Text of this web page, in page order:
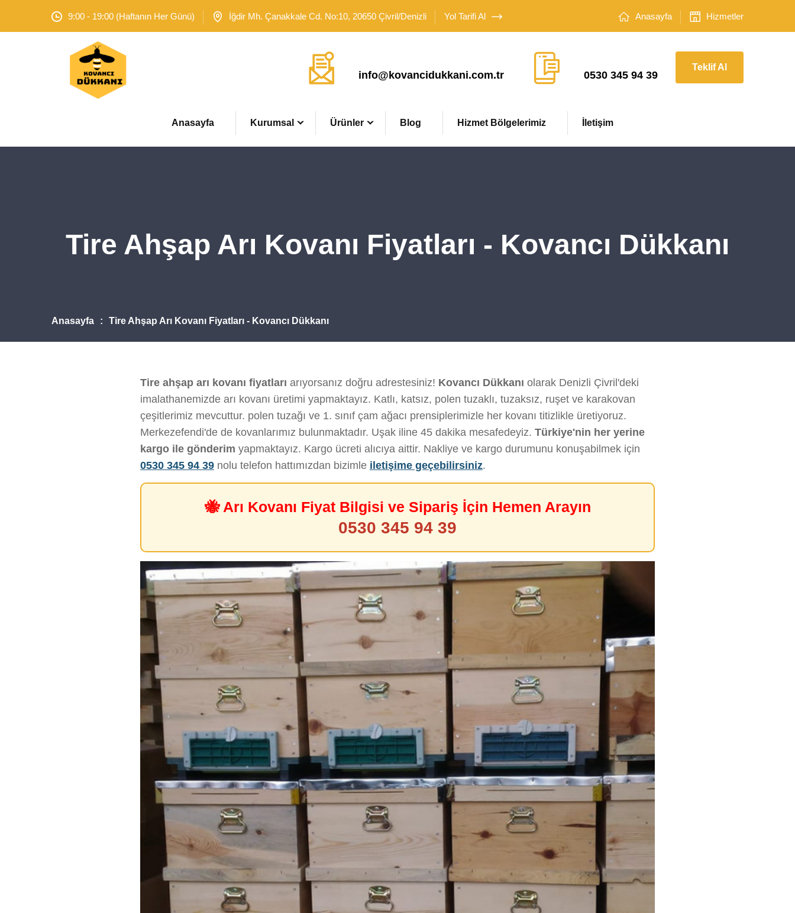
9:00 - 19:00 (Haftanın Her Günü) İğdir Mh. Çanakkale Cd. No:10, 20650 Çivril/Denizli Yol Tarifi Al Anasayfa Hizmetler
info@kovancidukkani.com.tr 0530 345 94 39
Teklif Al
Anasayfa Kurumsal Ürünler Blog Hizmet Bölgelerimiz İletişim
Tire Ahşap Arı Kovanı Fiyatları - Kovancı Dükkanı
Anasayfa Tire Ahşap Arı Kovanı Fiyatları - Kovancı Dükkanı
Tire ahşap arı kovanı fiyatları arıyorsanız doğru adrestesiniz! Kovancı Dükkanı olarak Denizli Çivril'deki
imalathanemizde arı kovanı üretimi yapmaktayız. Katlı, katsız, polen tuzaklı, tuzaksız, ruşet ve karakovan
çeşitlerimiz mevcuttur. polen tuzağı ve 1. sınıf çam ağacı prensiplerimizle her kovanı titizlikle üretiyoruz.
Merkezefendi'de de kovanlarımız bulunmaktadır. Uşak iline 45 dakika mesafedeyiz. Türkiye'nin her yerine
kargo ile gönderim yapmaktayız. Kargo ücreti alıcıya aittir. Nakliye ve kargo durumunu konuşabilmek için
0530 345 94 39 nolu telefon hattımızdan bizimle iletişime geçebilirsiniz.
🐝 Arı Kovanı Fiyat Bilgisi ve Sipariş İçin Hemen Arayın
0530 345 94 39